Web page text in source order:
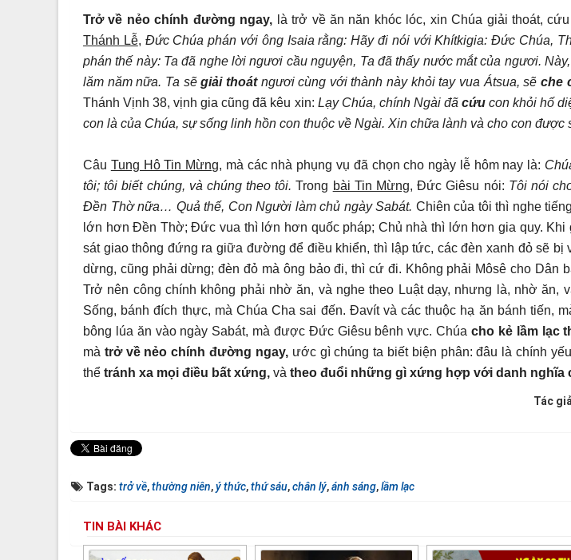
Trở về nẻo chính đường ngay, là trở về ăn năn khóc lóc, xin Chúa giải thoát,
Thánh Lễ, Đức Chúa phán với ông Isaia rằng: Hãy đi nói với Khítkigia: Đức Chúa,
phán thế này: Ta đã nghe lời ngươi cầu nguyện, Ta đã thấy nước mắt của ngươi.
lăm năm nữa. Ta sẽgiải thoátngươi cùng với thành này khỏi tay vua Átsua, sẽ che
Thánh Vịnh 38, vịnh gia cũng đã kêu xin: Lạy Chúa, chính Ngài đã cứucon khỏi hố
con là của Chúa, sự sống linh hồn con thuộc về Ngài. Xin chữa lành và cho con được
Câu Tung Hô Tin Mừng, mà các nhà phụng vụ đã chọn cho ngày lễ hôm nay là:
tôi; tôi biết chúng, và chúng theo tôi.Trong bài Tin Mừng, Đức Giêsu nói: Tôi nói
Đền Thờ nữa… Quả thế, Con Người làm chủ ngày Sabát. Chiên của tôi thì nghe
lớn hơn Đền Thờ; Đức vua thì lớn hơn quốc pháp; Chủ nhà thì lớn hơn gia quy. Khi
sát giao thông đứng ra giữa đường để điều khiển, thì lập tức, các đèn xanh đỏ sẽ bị
dừng, cũng phải dừng; đèn đỏ mà ông bảo đi, thì cứ đi. Không phải Môsê cho Dân
Trở nên công chính không phải nhờ ăn, và nghe theo Luật dạy, nhưng là, nhờ ăn,
Sống, bánh đích thực, mà Chúa Cha sai đến. Đavít và các thuộc hạ ăn bánh tiến,
bông lúa ăn vào ngày Sabát, mà được Đức Giêsu bênh vực. Chúacho kẻ lầm lạc
mà trở về nẻo chính đường ngay,ước gì chúng ta biết biện phân: đâu là chính
thể tránh xa mọi điều bất xứng, và theo đuổi những gì xứng hợp với danh nghĩa
Tác
Tags: trở về,thường niên,ý thức,thứ sáu,chân lý,ánh sáng,lầm lạc
TIN BÀI KHÁC